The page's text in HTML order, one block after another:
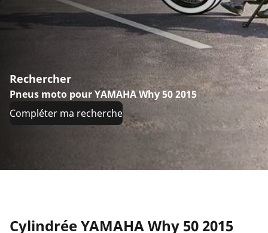
Rechercher
Pneus moto pour YAMAHA Why 50 2015
Compléter ma recherche
Cylindrée YAMAHA Why 50 2015